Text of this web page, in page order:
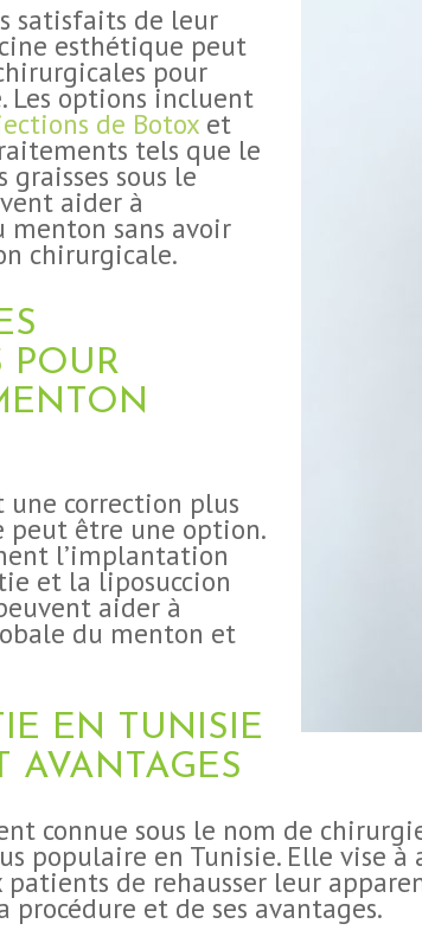
satisfaits de leur
esthétique peut
pour
Les options incluent
de Botox et
tels que le
sous le
aider à
menton sans avoir
chirurgicale.
POUR
une correction plus
peut être une option.
l’implantation
et la liposuccion
aider à
du menton et
EN TUNISIE
AVANTAGES
connue sous le nom de
populaire en Tunisie. Elle vise
de rehausser leur
procédure et de ses avantages.